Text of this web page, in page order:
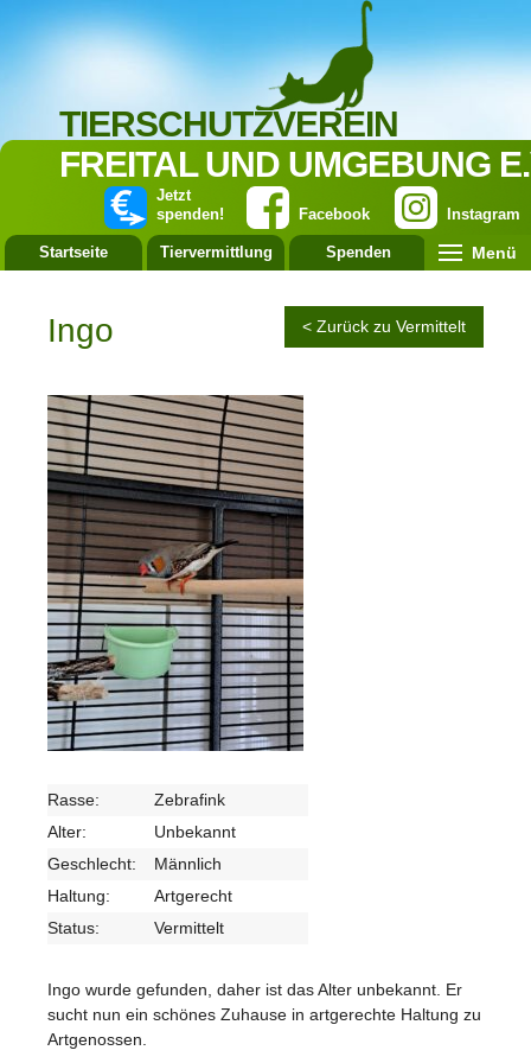
TIERSCHUTZVEREIN
FREITAL UND UMGEBUNG
Instagram
Facebook
Jetzt
spenden!
Startseite Tiervermittlung Spenden Menü
Ingo < Zurück zu Vermittelt
Rasse:
Zebrafink
Alter:
Unbekannt
Geschlecht:
Männlich
Haltung:
Artgerecht
Status:
Vermittelt
Ingo wurde gefunden, daher ist das Alter unbekannt. Er
sucht nun ein schönes Zuhause in artgerechte Haltung zu
Artgenossen.